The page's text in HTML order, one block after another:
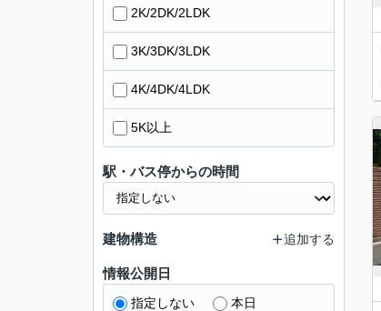
2K/2DK/2LDK
3K/3DK/3LDK
4K/4DK/4LDK
5K以上
駅・バス停からの時間
建物構造 追加する
情報公開日
指定しない 本日